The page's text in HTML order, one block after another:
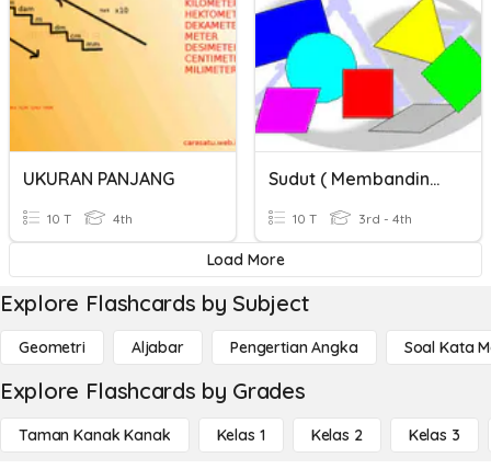
UKURAN PANJANG
10 T 4th
Sudut ( Membandingkan Sudut )
10 T 3rd - 4th
Load More
Explore Flashcards by Subject
Geometri Aljabar Pengertian Angka Soal Kata
Explore Flashcards by Grades
Taman Kanak Kanak Kelas 1 Kelas 2 Kelas 3